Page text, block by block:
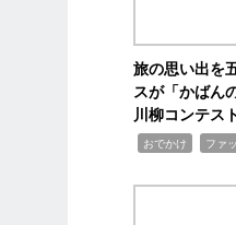
旅の思い出を
スが「かばん
川柳コンテス
おでかけ ファ